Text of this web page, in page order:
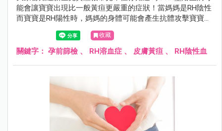
能會讓寶寶出現比一般黃疸更嚴重的症狀！當媽媽是RH陰性
而寶寶是RH陽性時，媽媽的身體可能會產生抗體攻擊寶寶的
紅血球，導致寶寶出現各種嚴重問題！
收藏
關鍵字： 孕前篩檢 、 RH溶血症 、 皮膚黃疸 、 RH陰性血